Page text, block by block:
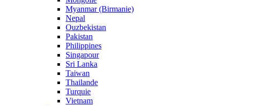
Myanmar (Birmanie)
Nepal
Ouzbekistan
Pakistan
Philippines
Singapour
Sri Lanka
Taiwan
Thailande
Turquie
Vietnam